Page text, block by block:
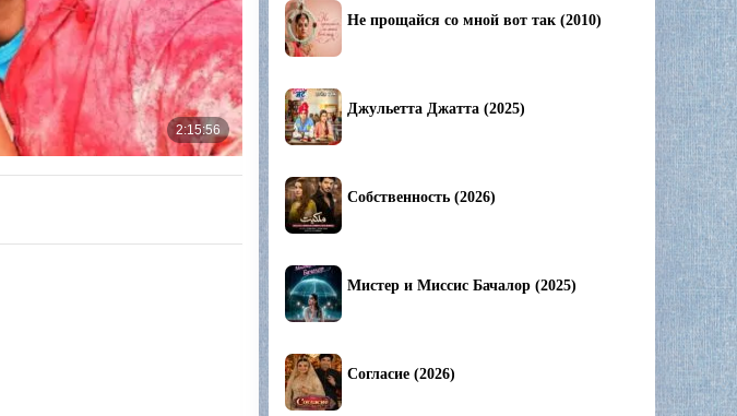
Не прощайся со мной вот так (2010)
Джульетта Джатта (2025)
Собственность (2026)
Мистер и Миссис Бачалор (2025)
Согласие (2026)